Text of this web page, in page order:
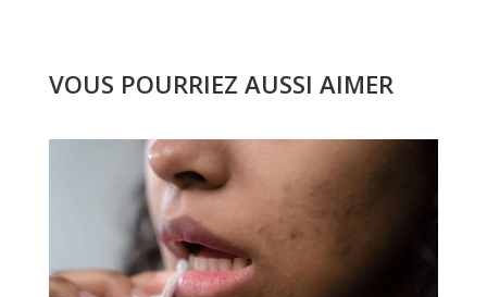
VOUS POURRIEZ AUSSI AIMER